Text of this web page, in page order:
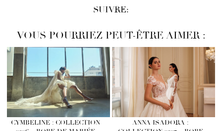
SUIVRE:
VOUS POURRIEZ PEUT-ÊTRE AIMER :
CYMBELINE : COLLECTION
ANNA ISADORA :